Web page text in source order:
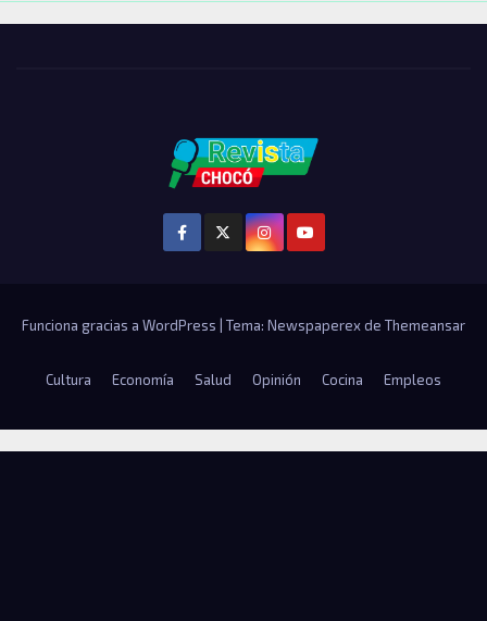
Funciona gracias a WordPress Tema: Newspaperex de Themeansar
Cultura Economía Salud Opinión Cocina Empleos